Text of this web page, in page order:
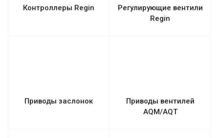
Контроллеры Regin
Регулирующие вентили
Regin
Приводы заслонок
Приводы вентилей
AQM/AQT